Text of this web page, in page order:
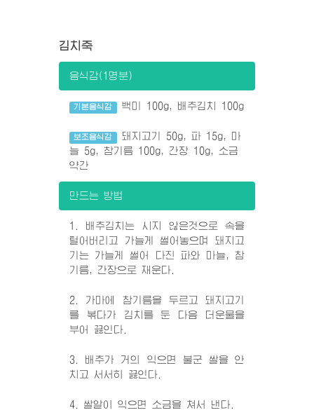
김치죽
음식감(1명분)
기본음식감 백미 100g, 배추김치 100g
보조음식감
돼지고기 50g, 파 15g, 마
늘 5g, 참기름 100g, 간장 10g, 소금
약간
만드는 방법
1. 배추김치는 시지 않은것으로 속을
털어버리고 가늘게 썰어놓으며 돼지고
기는 가늘게 썰어 다진 파와 마늘, 참
기름, 간장으로 재운다.
2. 가마에 참기름을 두르고 돼지고기
를 볶다가 김치를 둔 다음 더운물을
부어 끓인다.
3. 배추가 거의 익으면 불군 쌀을 안
치고 서서히 끓인다.
4. 쌀알이 익으면 소금을 쳐서 낸다.